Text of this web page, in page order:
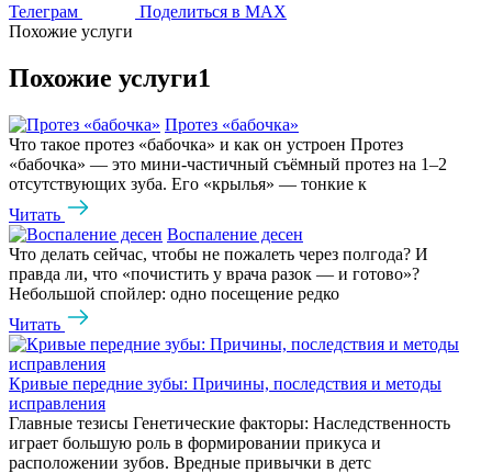
Телеграм
Поделиться в МАХ
Похожие услуги
Похожие услуги1
Протез «бабочка»
Что такое протез «бабочка» и как он устроен Протез
«бабочка» — это мини‑частичный съёмный протез на 1–2
отсутствующих зуба. Его «крылья» — тонкие к
Читать
Воспаление десен
Что делать сейчас, чтобы не пожалеть через полгода? И
правда ли, что «почистить у врача разок — и готово»?
Небольшой спойлер: одно посещение редко
Читать
Кривые передние зубы: Причины, последствия и методы
исправления
Главные тезисы Генетические факторы: Наследственность
играет большую роль в формировании прикуса и
расположении зубов. Вредные привычки в детс